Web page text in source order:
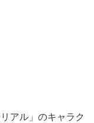
アル」のキャラク